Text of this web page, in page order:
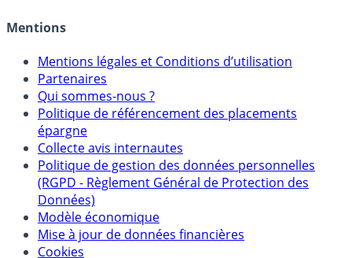
Crédit immobilier
Mentions
Mentions légales et Conditions d’utilisation
Partenaires
Qui sommes-nous ?
Politique de référencement des placements
épargne
Collecte avis internautes
Politique de gestion des données personnelles
(RGPD - Règlement Général de Protection des
Données)
Modèle économique